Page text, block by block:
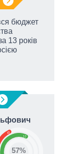
бюджет
13 років
43
57
57%